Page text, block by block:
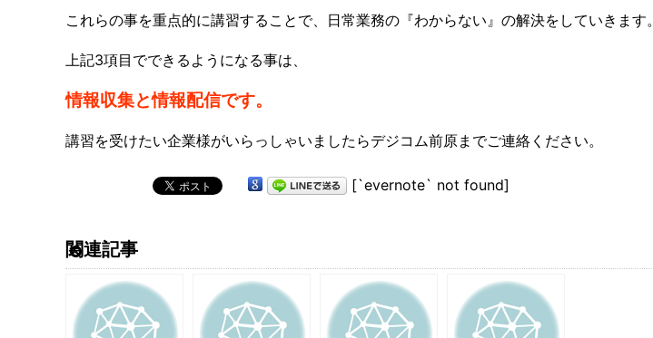
これらの事を重点的に講習することで、日常業務の『わからない』の解決をしていきます。
上記3項目でできるようになる事は、
情報収集と情報配信です。
講習を受けたい企業様がいらっしゃいましたらデジコム前原までご連絡ください。
[`evernote` not found]
関連記事